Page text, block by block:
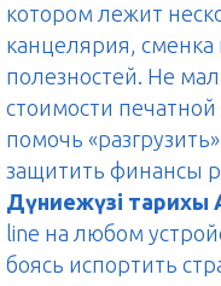
котором лежит
канцелярия, сменка
полезностей. Не
стоимости
помочь
защитить финансы
Дүниежүзі тарихы
line на любом
боясь испортить